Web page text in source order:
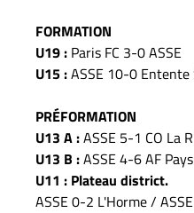
FORMATION
U19 : Paris FC 3-0 ASSE
U15 :ASSE 10-0 Entente
PRÉFORMATION
U13 A :ASSE 5-1 CO La
U13 B :ASSE 4-6 AF
U11 : Plateau district.
ASSE 0-2 L'Horme /